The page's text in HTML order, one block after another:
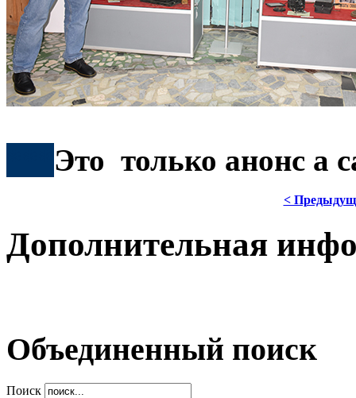
Это только анонс а
<
Дополнительная
Объединенный поиск
Поиск